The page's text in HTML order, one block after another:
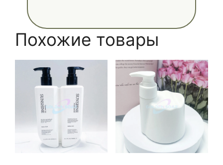
Похожие товары